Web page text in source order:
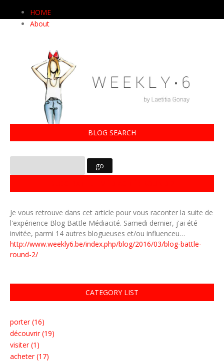
HOME
About
BLOG SEARCH
Je vous retrouve dans cet article pour vous raconter la suite de
l'expérience Blog Battle Médiacité. Samedi dernier, j'ai été
invitée, parmi 14 autres blogueuses et/ou influenceu…
http://www.weekly6.be/index.php/blog/2016/03/blog-battle-
round-2/
CATEGORY LIST
porter (16)
découvrir (19)
visiter (1)
acheter (17)